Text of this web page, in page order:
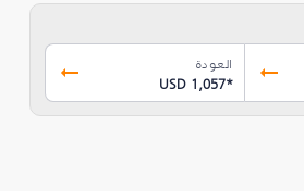
العودة
USD 1,057*